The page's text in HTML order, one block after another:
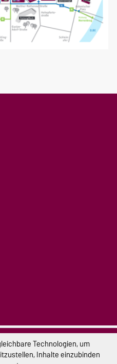
Technologien, um
Inhalte einzubinden